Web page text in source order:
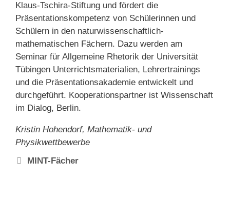
Klaus-Tschira-Stiftung und fördert die
Präsentationskompetenz von Schülerinnen und
Schülern in den naturwissenschaftlich-
mathematischen Fächern. Dazu werden am
Seminar für Allgemeine Rhetorik der Universität
Tübingen Unterrichtsmaterialien, Lehrertrainings
und die Präsentationsakademie entwickelt und
durchgeführt. Kooperationspartner ist Wissenschaft
im Dialog, Berlin.
Kristin Hohendorf, Mathematik- und
Physikwettbewerbe
Schlagwörter
MINT-Fächer